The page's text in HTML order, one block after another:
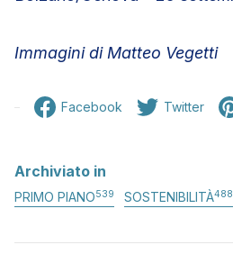
Immagini di Matteo Vegetti
Facebook Twitter
Archiviato in
PRIMO PIANO539 SOSTENIBILITÀ488